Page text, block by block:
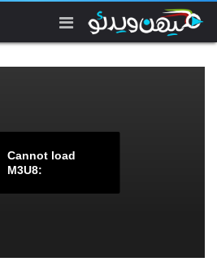
Cannot load
M3U8: